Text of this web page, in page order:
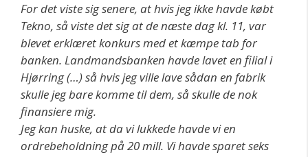
For det viste sig senere, at hvis jeg ikke havde købt
Tekno, så viste det sig at de næste dag kl. 11, var
blevet erklæret konkurs med et kæmpe tab for
banken. Landmandsbanken havde lavet en filial i
Hjørring (…) så hvis jeg ville lave sådan en fabrik
skulle jeg bare komme til dem, så skulle de nok
finansiere mig.
Jeg kan huske, at da vi lukkede havde vi en
ordrebeholdning på 20 mill. Vi havde sparet seks